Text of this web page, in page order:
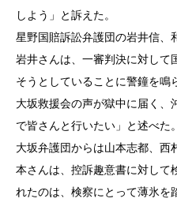
しよう」と訴えた。
星野国賠訴訟弁護団の岩井信、
岩井さんは、一審判決に対して
そうとしていることに警鐘を鳴
大坂救援会の声が獄中に届く、
で皆さんと行いたい」と述べた。
大坂弁護団からは山本志都、西
本さんは、控訴趣意書に対して
れたのは、検察にとって薄氷を